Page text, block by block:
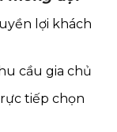
lợi khách
cầu gia chủ
tiếp chọn